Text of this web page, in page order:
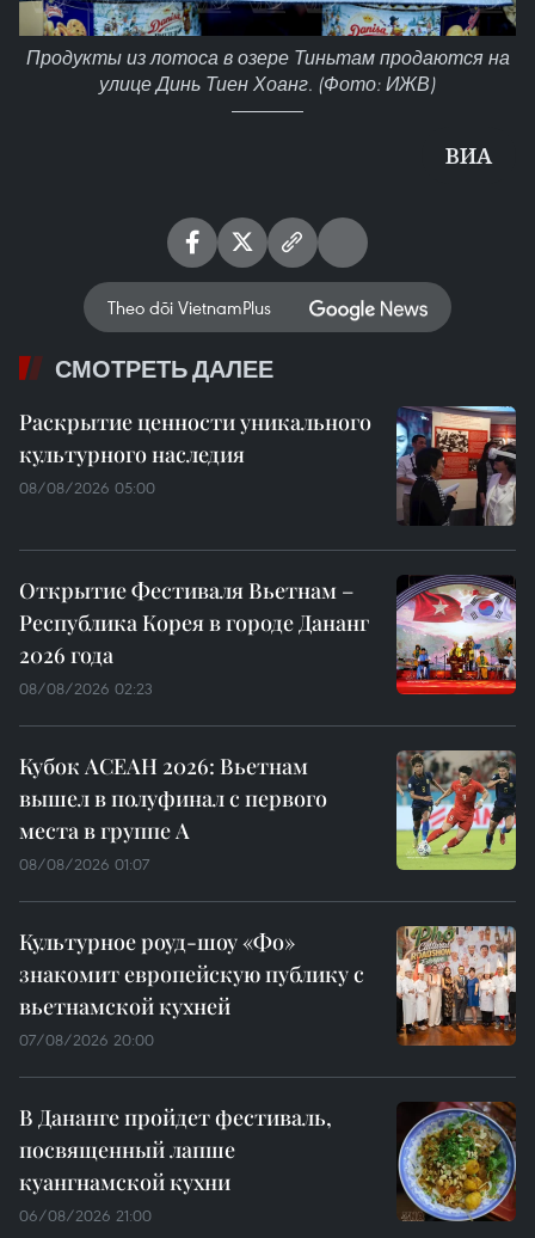
Продукты из лотоса в озере Тиньтам продаются на
улице Динь Тиен Хоанг. (Фото: ИЖВ)
ВИА
Theo dõi VietnamPlus
СМОТРЕТЬ ДАЛЕЕ
Раскрытие ценности уникального
культурного наследия
08/08/2026 05:00
Открытие Фестиваля Вьетнам –
Республика Корея в городе Дананг
2026 года
08/08/2026 02:23
Кубок АСЕАН 2026: Вьетнам
вышел в полуфинал с первого
места в группе A
08/08/2026 01:07
Культурное роуд-шоу «Фо»
знакомит европейскую публику с
вьетнамской кухней
07/08/2026 20:00
В Дананге пройдет фестиваль,
посвященный лапше
куангнамской кухни
06/08/2026 21:00